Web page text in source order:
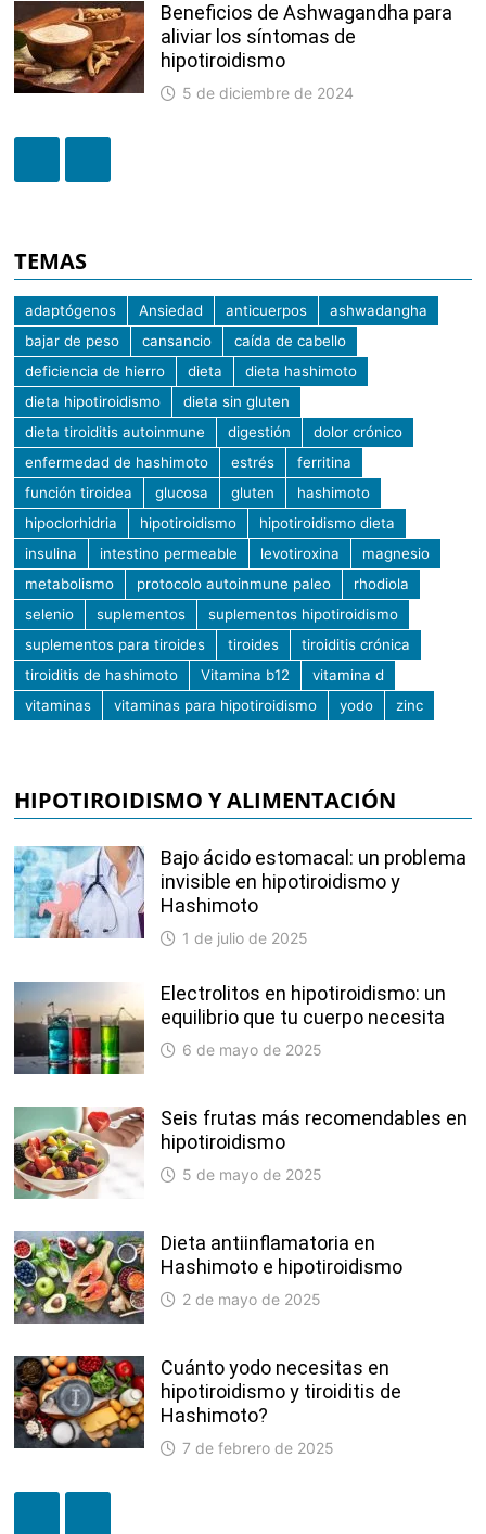
Beneficios de Ashwagandha para
aliviar los síntomas de
hipotiroidismo
5 de diciembre de 2024
TEMAS
adaptógenos Ansiedad anticuerpos
ashwadangha
bajar de peso
cansancio
caída de cabello
deficiencia de hierro
dieta
dieta hashimoto
dieta hipotiroidismo
dieta sin gluten
dieta tiroiditis autoinmune
digestión
dolor crónico
enfermedad de hashimoto
estrés
ferritina
función tiroidea
glucosa gluten
hashimoto
hipoclorhidria
hipotiroidismo
hipotiroidismo dieta
insulina
intestino permeable levotiroxina
magnesio
metabolismo
protocolo autoinmune paleo
rhodiola
selenio
suplementos
suplementos hipotiroidismo
suplementos para tiroides
tiroides
tiroiditis crónica
tiroiditis de hashimoto
Vitamina b12
vitamina d
vitaminas
vitaminas para hipotiroidismo yodo zinc
HIPOTIROIDISMO Y ALIMENTACIÓN
Bajo ácido estomacal: un problema
invisible en hipotiroidismo y
Hashimoto
1 de julio de 2025
Electrolitos en hipotiroidismo: un
equilibrio que tu cuerpo necesita
6 de mayo de 2025
Seis frutas más recomendables en
hipotiroidismo
5 de mayo de 2025
Dieta antiinflamatoria en
Hashimoto e hipotiroidismo
2 de mayo de 2025
Cuánto yodo necesitas en
hipotiroidismo y tiroiditis de
Hashimoto?
7 de febrero de 2025